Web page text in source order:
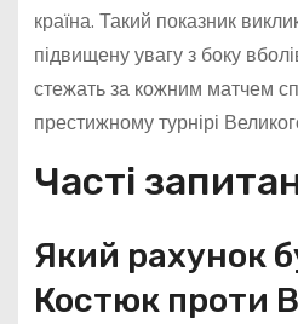
країна. Такий показник
підвищену увагу з боку
стежать за кожним матчем
престижному турнірі
Часті
Який рахунок
Костюк проти